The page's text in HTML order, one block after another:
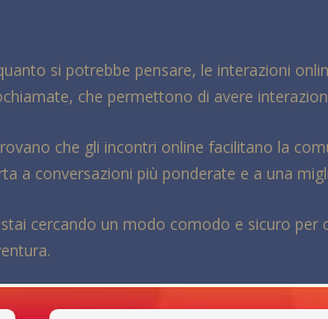
si potrebbe pensare, le interazioni
che permettono di avere
che gli incontri online facilitano la
a conversazioni più ponderate e a una
cercando un modo comodo e sicuro